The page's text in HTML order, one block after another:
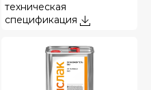
техническая
спецификация